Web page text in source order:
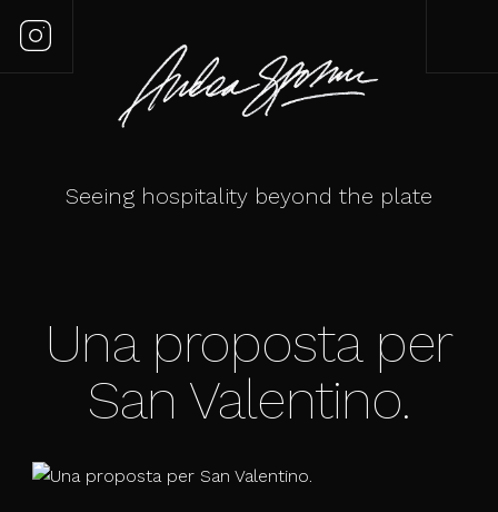
Seeing hospitality beyond the plate
Una proposta per
San Valentino.